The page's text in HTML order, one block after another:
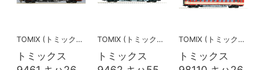
TOMIX (トミックス)
トミックス
TOMIX (トミックス)
トミックス
TOMIX (トミックス)
トミックス